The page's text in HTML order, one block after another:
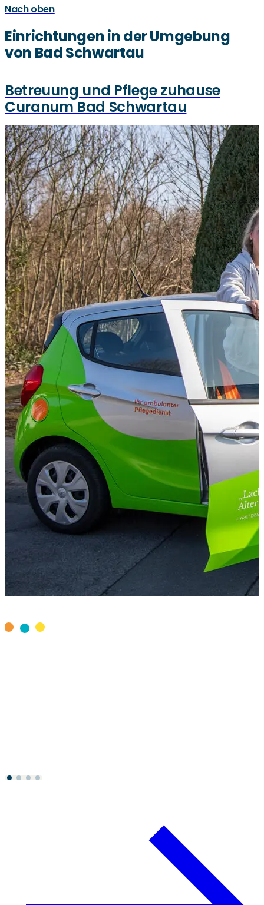
Nach oben
Einrichtungen in der Umgebung
von Bad Schwartau
Betreuung und Pflege zuhause
Curanum Bad Schwartau